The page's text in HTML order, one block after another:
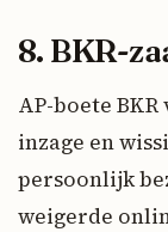
8. BKR-
AP-boete
inzage en
persoonlijk
weigerde